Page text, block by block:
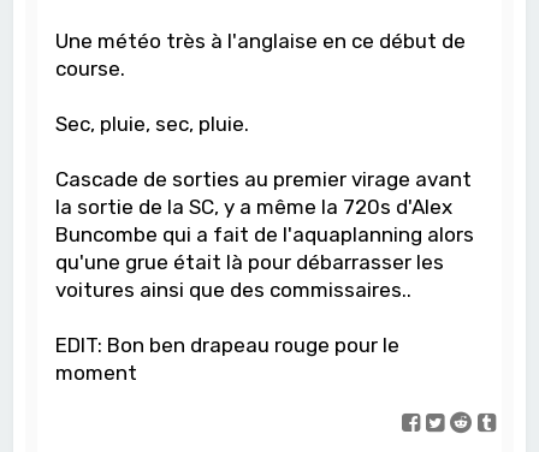
Une météo très à l'anglaise en ce début de
course.
Sec, pluie, sec, pluie.
Cascade de sorties au premier virage avant
la sortie de la SC, y a même la 720s d'Alex
Buncombe qui a fait de l'aquaplanning alors
qu'une grue était là pour débarrasser les
voitures ainsi que des commissaires..
EDIT: Bon ben drapeau rouge pour le
moment